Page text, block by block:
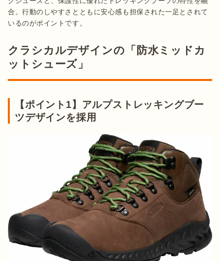
合。行動のしやすさとともに安心感も担保された一足とされて
クラシカルデザインの「防水ミッドカ
ットシューズ」
【ポイント1】アルプストレッキングブー
ツデザインを採用